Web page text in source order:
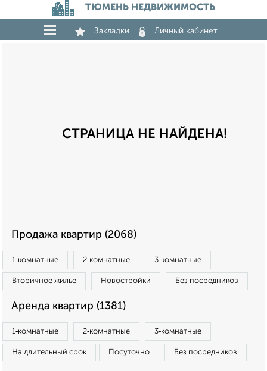
ТЮМЕНЬ НЕДВИЖИМОСТЬ
Закладки Личный кабинет
СТРАНИЦА НЕ НАЙДЕНА!
Продажа квартир (2068)
1‑комнатные 2‑комнатные 3‑комнатные
Вторичное жилье Новостройки Без посредников
Аренда квартир (1381)
1‑комнатные 2‑комнатные 3‑комнатные
На длительный срок Посуточно Без посредников